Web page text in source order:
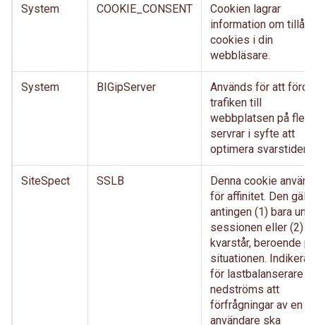
System COOKIE_CONSENT
Cookien lagrar
information om
cookies i din
webbläsare.
System BIGipServer
Används för att
trafiken till
webbplatsen på flera
servrar i syfte att
optimera
SiteSpect SSLB
Denna cookie
för affinitet. Den
antingen (1) bara
sessionen eller (2)
kvarstår, beroende på
situationen. Indikerar
för lastbalanserare
nedströms att
förfrågningar av en
användare ska